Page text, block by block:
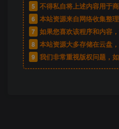
5 不得私自将上述内容用于
6 本站资源来自网络收集整
7 如果您喜欢该程序和内容
8 本站资源大多存储在云盘
9 我们非常重视版权问题，